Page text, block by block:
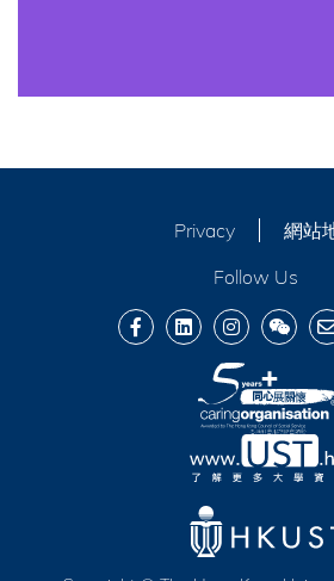
Privacy
網站
Follow Us